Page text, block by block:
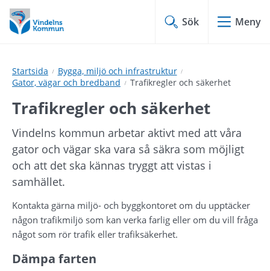
Hoppa
till
innehåll
Hoppa
till
undermeny
Sök Meny
Startsida
Bygga, miljö och infrastruktur
Gator, vägar och bredband
Trafikregler och säkerhet
Trafikregler och säkerhet
Vindelns kommun arbetar aktivt med att våra
gator och vägar ska vara så säkra som möjligt
och att det ska kännas tryggt att vistas i
samhället.
Kontakta gärna miljö- och byggkontoret om du upptäcker
någon trafikmiljö som kan verka farlig eller om du vill fråga
något som rör trafik eller trafiksäkerhet.
Dämpa farten